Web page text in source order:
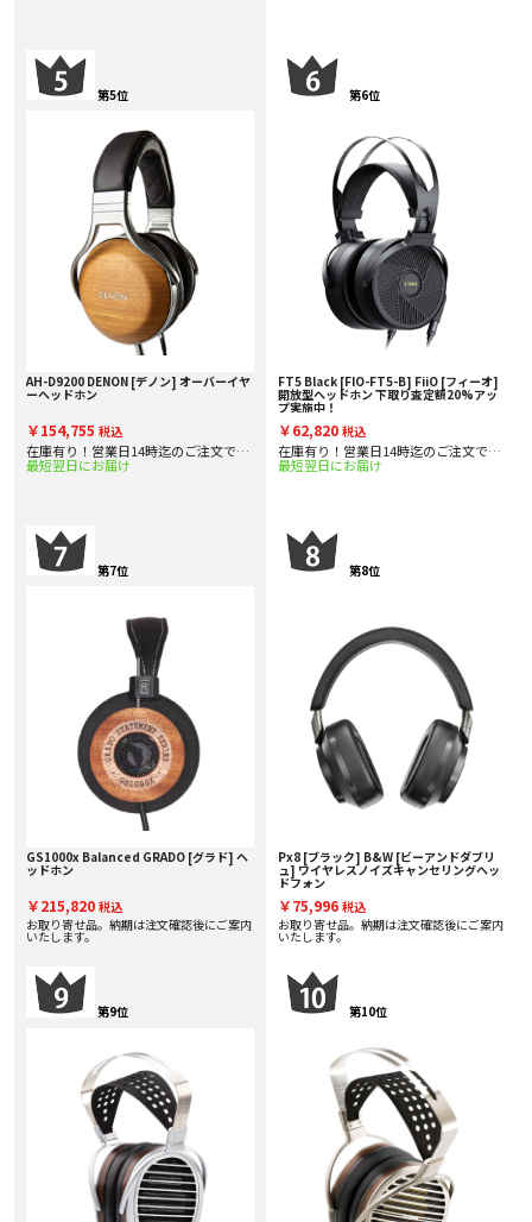
第5位
AH-D9200 DENON [デノン] オーバーイヤ
ーヘッドホン
￥154,755 税込
在庫有り！営業日14時迄のご注文で即
日出
最短翌日にお届け
第6位
FT5 Black [FIO-FT5-B] FiiO [フィーオ]
開放型ヘッドホン 下取り査定額20%アッ
プ実施中！
￥62,820 税込
在庫有り！営業日14時迄のご注文で即
日出
最短翌日にお届け
第7位
GS1000x Balanced GRADO [グラド] ヘ
ッドホン
￥215,820 税込
お取り寄せ品。納期は注文確認後にご案内
いたします。
第8位
Px8 [ブラック] B&W [ビーアンドダブリ
ュ] ワイヤレスノイズキャンセリングヘッ
ドフォン
￥75,996 税込
お取り寄せ品。納期は注文確認後にご案内
いたします。
第9位 第10位